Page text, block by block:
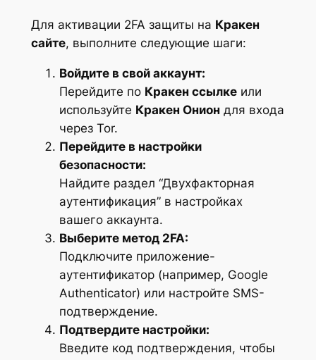
Для активации 2FA защиты на Кракен
сайте, выполните следующие шаги:
Войдите в свой аккаунт:
Перейдите по Кракен ссылкеили
используйте Кракен Онион для входа
через Tor.
Перейдите в настройки
безопасности:
Найдите раздел “Двухфакторная
аутентификация” в настройках
вашего аккаунта.
Выберите метод 2FA:
Подключите приложение-
аутентификатор (например, Google
Authenticator) или настройте SMS-
подтверждение.
Подтвердите настройки:
Введите код подтверждения, чтобы